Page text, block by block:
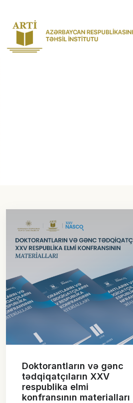
Doktorantların və gənc
tədqiqatçıların XXV
respublika elmi
konfransının materialları